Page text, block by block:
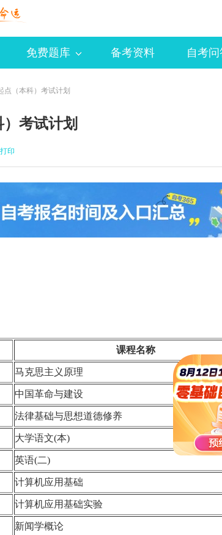
免费题库 备考资料 自考问
点（本科）考试计划
考试计划
打印
课程名称
马克思主义原理
中国革命与建设
法律基础与思想道德修养
大学语文(本)
英语(二)
计算机应用基础
计算机应用基础实验
新闻学概论